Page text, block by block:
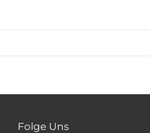
Folge Uns